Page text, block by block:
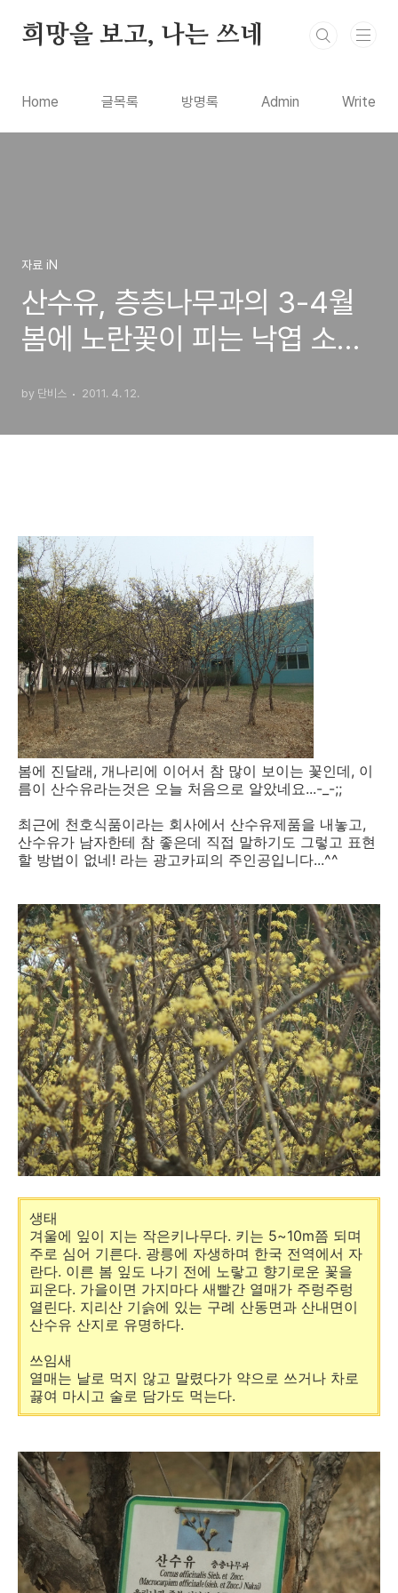
희망을 보고, 나는 쓰네
Home 글목록 방명록 Admin Write
자료 iN
산수유, 층층나무과의 3-4월
봄에 노란꽃이 피는 낙엽 소교
by 단비스 2011. 4. 12.
봄에 진달래, 개나리에 이어서 참 많이 보이는 꽃인데, 이
름이 산수유라는것은 오늘 처음으로 알았네요...-_-;;
최근에 천호식품이라는 회사에서 산수유제품을 내놓고,
산수유가 남자한테 참 좋은데 직접 말하기도 그렇고 표현
할 방법이 없네! 라는 광고카피의 주인공입니다...^^
생태
겨울에 잎이 지는 작은키나무다. 키는 5~10m쯤 되며
주로 심어 기른다. 광릉에 자생하며 한국 전역에서 자
란다. 이른 봄 잎도 나기 전에 노랗고 향기로운 꽃을
피운다. 가을이면 가지마다 새빨간 열매가 주렁주렁
열린다. 지리산 기슭에 있는 구례 산동면과 산내면이
산수유 산지로 유명하다.
쓰임새
열매는 날로 먹지 않고 말렸다가 약으로 쓰거나 차로
끓여 마시고 술로 담가도 먹는다.